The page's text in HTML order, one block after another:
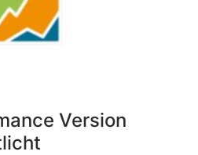
Version